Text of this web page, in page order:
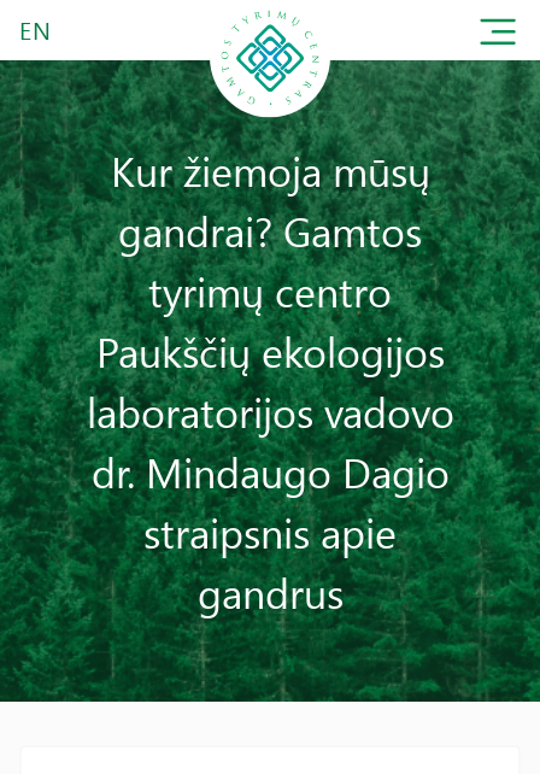
EN
Kur žiemoja mūsų
gandrai? Gamtos
tyrimų centro
Paukščių ekologijos
laboratorijos vadovo
dr. Mindaugo Dagio
straipsnis apie
gandrus